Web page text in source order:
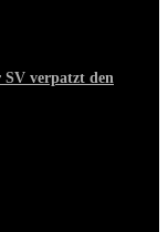
SV verpatzt den